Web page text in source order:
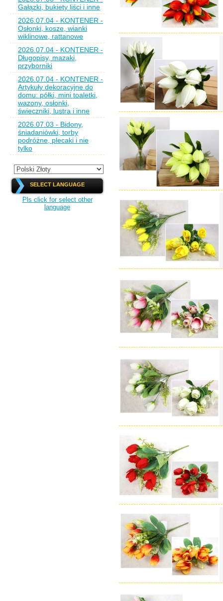
Gałązki, bukiety liści i inne
2026.07.04 - KONTENER -
Osłonki, kosze, wianki
wiklinowe, rattanowe
2026.07.04 - KONTENER -
Długopisy, mazaki,
przyborniki
2026.07.04 - KONTENER -
Artykuły dekoracyjne do
domu: półki, mini toaletki,
wazony, osłonki,
świeczniki, lustra i inne
2026.07.03 - Bidony,
śniadaniówki, torby
podróżne, plecaki i nie
tylko
SELECT LANGUAGE
Pls click for select other
language